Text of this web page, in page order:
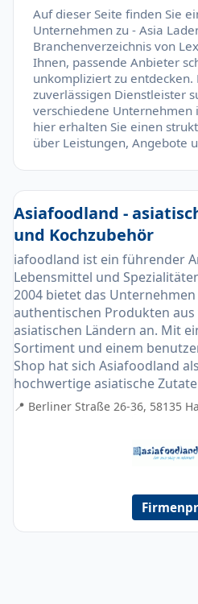
Auf dieser Seite finden Sie
Unternehmen zu - Asia
Branchenverzeichnis von
Ihnen, passende Anbieter
unkompliziert zu entdecken.
zuverlässigen Dienstleister
verschiedene
hier erhalten Sie einen
über Leistungen, Angebote
Asiafoodland -
und Kochzubehör
iafoodland ist ein führender
Lebensmittel und
2004 bietet das
authentischen Produkten aus
asiatischen Ländern an. Mit
Sortiment und einem
Shop hat sich Asiafoodland
hochwertige asiatische Zutate
📍 Berliner Straße 26-36, 58135